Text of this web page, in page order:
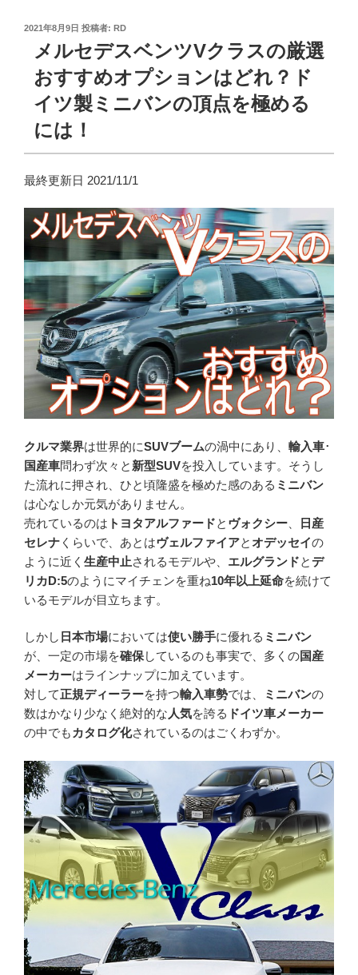
投
2021年8月9日 投稿者: RD
メルセデスベンツVクラスの厳選
おすすめオプションはどれ？ド
イツ製ミニバンの頂点を極める
には！
最終更新日 2021/11/1
クルマ業界は世界的にSUVブームの渦中にあり、 輸入車･
国産車問わず次々と 新型SUVを投入しています。そうし
た流れに押され、ひと頃隆盛を極めた感のある ミニバン
は心なしか元気がありません。
売れているのは トヨタアルファードと ヴォクシー
日産
セレナ くらいで、あとはヴェルファイアとオデッセイの
ように近く 生産中止されるモデルや、 エルグランドとデ
リカD:5のようにマイチェンを重ね10年以上延命を続けて
いるモデルが目立ちます。
しかし 日本市場においては使い勝手に優れる ミニバン
が、一定の市場を確保しているのも事実で、多くの国産
メーカーはラインナップに加えています。
対して正規ディーラーを持つ輸入車勢では、 ミニバンの
数はかなり少なく絶対的な 人気を誇る ドイツ車メーカー
の中でも カタログ化されているのはごくわずか。